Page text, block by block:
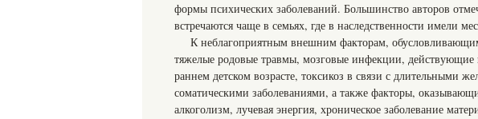
формы психических заболеваний. Большинство авторов
встречаются чаще в семьях, где в наследственности имели
К неблагоприятным внешним факторам,
тяжелые родовые травмы, мозговые инфекции, действующие
раннем детском возрасте, токсикоз в связи с длительными
соматическими заболеваниями, а также факторы,
алкоголизм, лучевая энергия, хроническое заболевание